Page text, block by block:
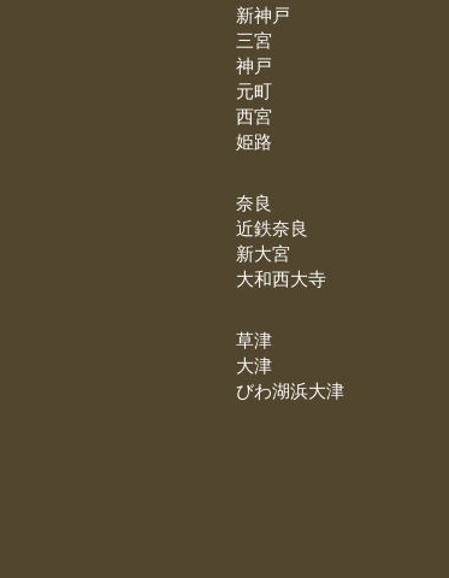
新神戸
三宮
神戸
元町
西宮
姫路
奈良
近鉄奈良
新大宮
大和西大寺
草津
大津
びわ湖浜大津